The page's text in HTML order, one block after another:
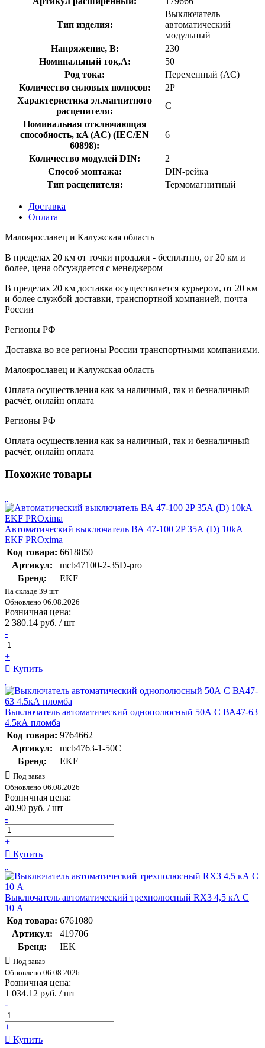
Тип изделия:
Выключатель
автоматический
модульный
Напряжение, В:
230
Номинальный ток,А:
50
Род тока:
Переменный (AC)
Количество силовых полюсов:
2P
Характеристика эл.магнитного
расцепителя:
C
Номинальная отключающая
способность, кA (AC) (IEC/EN
60898):
6
Количество модулей DIN:
2
Способ монтажа:
DIN-рейка
Тип расцепителя:
Термомагнитный
Доставка
Оплата
Малоярославец и Калужская область
В пределах 20 км от точки продажи - бесплатно, от 20 км и
более, цена обсуждается с менеджером
В пределах 20 км доставка осуществляется курьером, от 20 км
и более службой доставки, транспортной компанией, почта
России
Регионы РФ
Доставка во все регионы России транспортными компаниями.
Малоярославец и Калужская область
Оплата осуществления как за наличный, так и безналичный
расчёт, онлайн оплата
Регионы РФ
Оплата осуществления как за наличный, так и безналичный
расчёт, онлайн оплата
Похожие товары
Автоматический выключатель ВА 47-100 2P 35А (D) 10kA
EKF PROxima
Код товара: 6618850
Артикул:
mcb47100-2-35D-pro
Бренд:
EKF
На складе 39 шт
Обновлено 06.08.2026
Розничная цена:
2 380.14 руб. / шт
-
+
Купить
Выключатель автоматический однополюсный 50А С ВА47-63
4.5кА пломба
Код товара: 9764662
Артикул:
mcb4763-1-50C
Бренд:
EKF
Под заказ
Обновлено 06.08.2026
Розничная цена:
40.90 руб. / шт
-
+
Купить
Выключатель автоматический трехполюсный RX3 4,5 кА C
10 А
Код товара: 6761080
Артикул:
419706
Бренд:
IEK
Под заказ
Обновлено 06.08.2026
Розничная цена:
1 034.12 руб. / шт
-
+
Купить